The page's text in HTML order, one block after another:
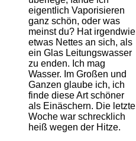
eigentlich Vaporisieren
ganz schön, oder was
meinst du? Hat irgendwie
etwas Nettes an sich, als
ein Glas Leitungswasser
zu enden. Ich mag
Wasser. Im Großen und
Ganzen glaube ich, ich
finde diese Art schöner
als Einäschern. Die letzte
Woche war schrecklich
heiß wegen der Hitze.